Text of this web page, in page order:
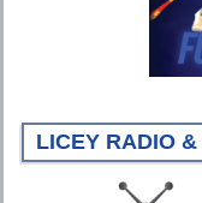
LICEY RADIO &